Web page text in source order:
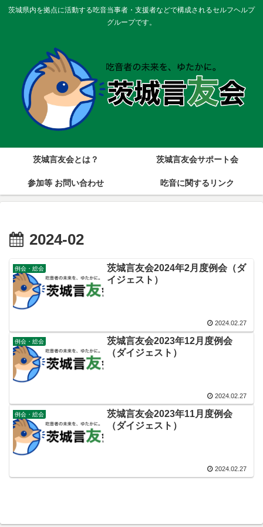
茨城県内を拠点に活動する吃音当事者・支援者などで構成されるセルフヘルプ
グループです。
茨城言友会とは？ 茨城言友会サポート会
参加等 お問い合わせ 吃音に関するリンク
2024-02
例会・総会
茨城言友会2024年2月度例会（ダ
イジェスト）
2024.02.27
例会・総会
茨城言友会2023年12月度例会
（ダイジェスト）
2024.02.27
例会・総会
茨城言友会2023年11月度例会
（ダイジェスト）
2024.02.27